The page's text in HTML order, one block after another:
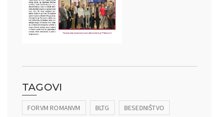
TAGOVI
FORVM ROMANVM BLTG
BESEDNIŠTVO